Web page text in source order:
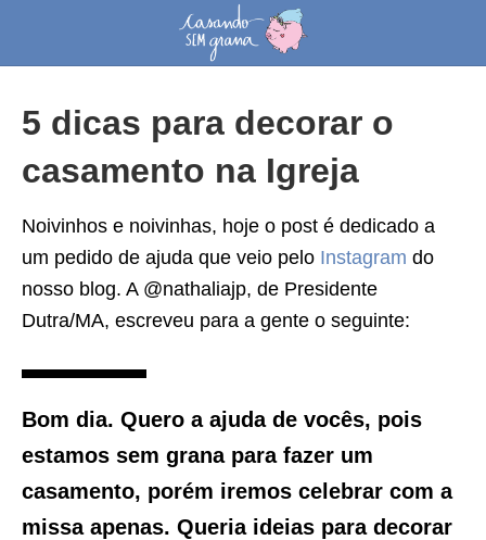
5 dicas para decorar o
casamento na Igreja
Noivinhos e noivinhas, hoje o post é dedicado a
um pedido de ajuda que veio pelo Instagram do
nosso blog. A @nathaliajp, de Presidente
Dutra/MA, escreveu para a gente o seguinte:
Bom dia. Quero a ajuda de vocês, pois
estamos sem grana para fazer um
casamento, porém iremos celebrar com a
missa apenas. Queria ideias para decorar